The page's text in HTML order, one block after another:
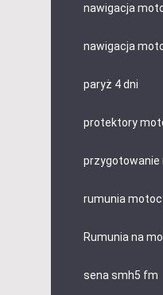
nawigacja
nawigacja
paryż 4 dni
protektory
przygotowanie
rumunia
Rumunia na
sena smh5 fm